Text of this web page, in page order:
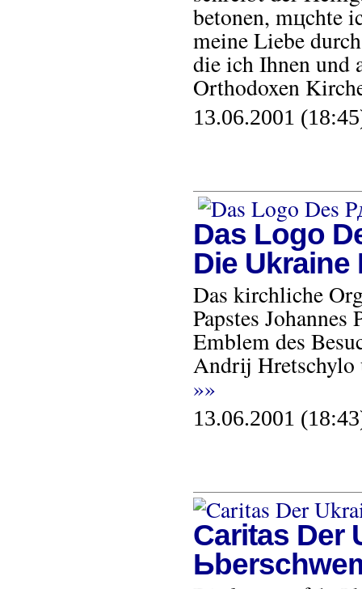
betonen, mцchte
meine Liebe
die ich Ihnen und
Orthodoxen
13.06.2001
Das Logo
Die Ukraine
Das kirchliche
Papstes
Emblem des
Andrij
»»
13.06.2001
Caritas Der